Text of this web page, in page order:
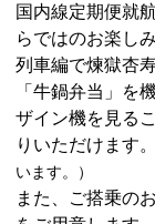
国内線定期便就
らではのお楽し
列車編で煉獄杏
「牛鍋弁当」を
ザイン機を見る
りいただけます。
います。）
また、ご搭乗の